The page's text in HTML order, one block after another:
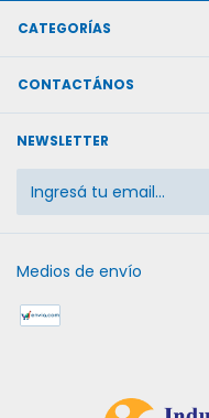
CATEGORÍAS
CONTACTÁNOS
NEWSLETTER
Medios de envío